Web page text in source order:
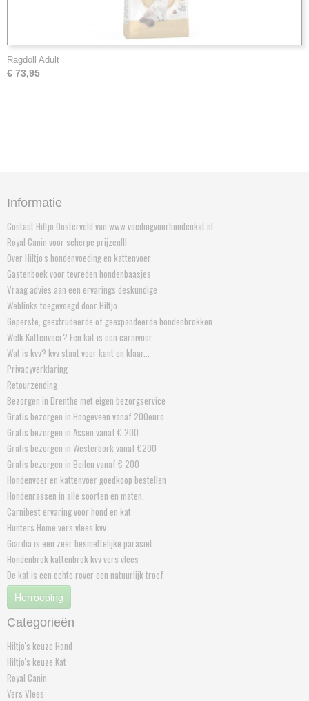
Ragdoll Adult
€ 73,95
Informatie
Contact Hiltjo Oosterveld van www.voedingvoorhondenkat.nl
Royal Canin voor scherpe prijzen!!!
Over Hiltjo's hondenvoeding en kattenvoer
Gastenboek voor tevreden hondenbaasjes
Vraag advies aan een ervarings deskundige
Weblinks toegevoegd door Hiltjo
Geperste, geëxtrudeerde of geëxpandeerde hondenbrokken
Welk Kattenvoer? Een kat is een carnivoor
Wat is kvv? kvv staat voor kant en klaar...
Privacyverklaring
Retourzending
Bezorgen in Drenthe met eigen bezorgservice
Gratis bezorgen in Hoogeveen vanaf 200euro
Gratis bezorgen in Assen vanaf € 200
Gratis bezorgen in Westerbork vanaf €200
Gratis bezorgen in Beilen vanaf € 200
Hondenvoer en kattenvoer goedkoop bestellen
Hondenrassen in alle soorten en maten.
Carnibest ervaring voor hond en kat
Hunters Home vers vlees kvv
Giardia is een zeer besmettelijke parasiet
Hondenbrok kattenbrok kvv vers vlees
De kat is een echte rover een natuurlijk troef
Herroeping
Categorieën
Hiltjo's keuze Hond
Hiltjo's keuze Kat
Royal Canin
Vers Vlees